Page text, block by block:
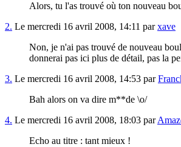
Alors, tu l'as trouvé où ton nouveau
2. Le mercredi 16 avril 2008, 14:11 parxave
Non, je n'ai pas trouvé de nouveau
donnerai pas ici plus de détail, pas la
3. Le mercredi 16 avril 2008, 14:53 par
Bah alors on va dire m**de \o/
4. Le mercredi 16 avril 2008, 18:03 par
Echo au titre : tant mieux !